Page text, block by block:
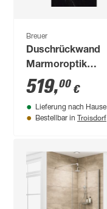
Breuer
Duschrückwand
Marmoroptik
schwarz 150 x 255
cm
519,00 €
Lieferung nach Hause
Bestellbar in Troisdorf